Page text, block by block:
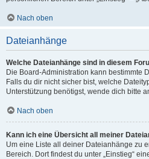
Nach oben
Dateianhänge
Welche Dateianhänge sind in diesem
Die Board-Administration kann bestimmte
Falls du dir nicht sicher bist, welche
Unterstützung benötigst, wende dich bitte
Nach oben
Kann ich eine Übersicht all meiner
Um eine Liste all deiner Dateianhänge zu
Bereich. Dort findest du unter „Einstieg“